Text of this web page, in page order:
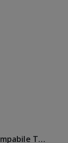
Z-Band QuickClip - Braccialetto stampabile Termico diretto - chiusura